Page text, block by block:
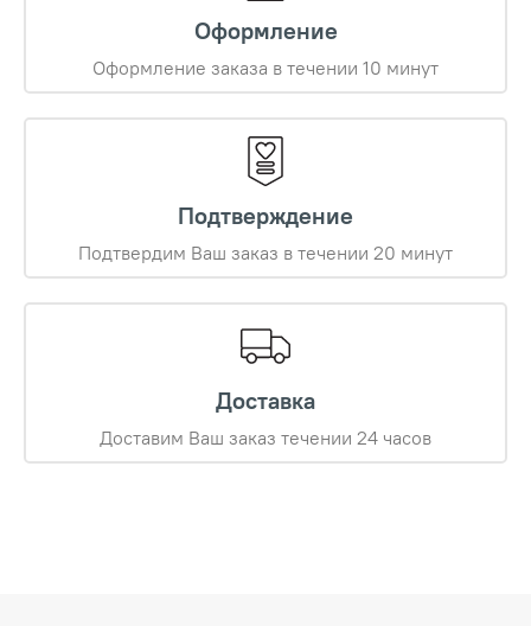
Оформление
Оформление заказа в течении 10 минут
Подтверждение
Подтвердим Ваш заказ в течении 20 минут
Доставка
Доставим Ваш заказ течении 24 часов